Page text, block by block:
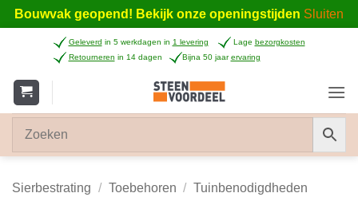
Bouwvak geopend! Bekijk onze openingstijden Sluiten
inhoud
Geleverd in 5 werkdagen in 1 levering Lage bezorgkosten
Retourneren in 14 dagen Bijna 50 jaarervaring
Sierbestrating / Toebehoren / Tuinbenodigdheden